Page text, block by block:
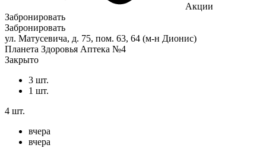
Акции
Забронировать
Забронировать
ул. Матусевича, д. 75, пом. 63, 64 (м-н Дионис)
Планета Здоровья Аптека №4
Закрыто
3 шт.
1 шт.
4 шт.
вчера
вчера